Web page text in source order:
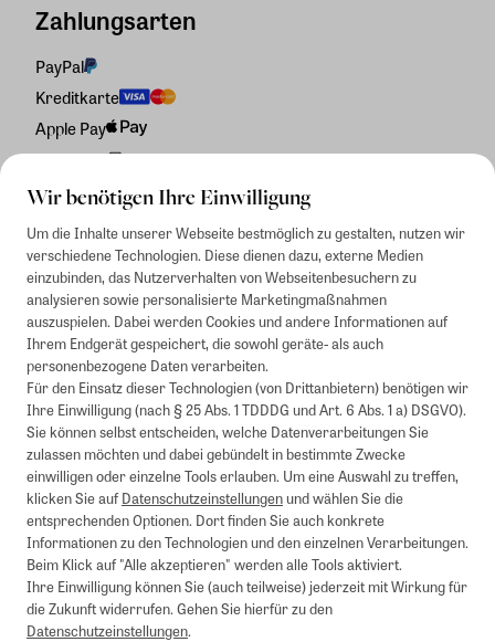
Wir benötigen Ihre Einwilligung
Um die Inhalte unserer Webseite bestmöglich zu gestalten, nutzen wir
verschiedene Technologien. Diese dienen dazu, externe Medien
einzubinden, das Nutzerverhalten von Webseitenbesuchern zu
analysieren sowie personalisierte Marketingmaßnahmen
auszuspielen. Dabei werden Cookies und andere Informationen auf
Ihrem Endgerät gespeichert, die sowohl geräte- als auch
personenbezogene Daten verarbeiten.
Für den Einsatz dieser Technologien (von Drittanbietern) benötigen wir
Ihre Einwilligung (nach § 25 Abs. 1 TDDDG und Art. 6 Abs. 1 a) DSGVO).
Sie können selbst entscheiden, welche Datenverarbeitungen Sie
zulassen möchten und dabei gebündelt in bestimmte Zwecke
einwilligen oder einzelne Tools erlauben. Um eine Auswahl zu treffen,
klicken Sie aufDatenschutzeinstellungenund wählen Sie die
entsprechenden Optionen. Dort finden Sie auch konkrete
Informationen zu den Technologien und den einzelnen Verarbeitungen.
Beim Klick auf "Alle akzeptieren" werden alle Tools aktiviert.
Ihre Einwilligung können Sie (auch teilweise) jederzeit mit Wirkung für
die Zukunft widerrufen. Gehen Sie hierfür zu den
Datenschutzeinstellungen.
Zahlungsarten
PayPal
Kreditkarte
Apple Pay
Rechnung